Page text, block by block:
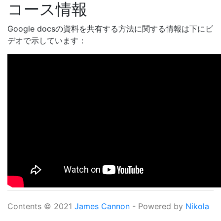
コース情報
Google docsの資料を共有する方法に関する情報は下にビ
デオで示しています：
Contents © 2021 James Cannon - Powered by Nikola